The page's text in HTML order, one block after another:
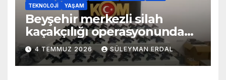
TEKNOLOJI
YAŞAM
Beyşehir merkezli silah
kaçakçılığı operasyonunda
70 adet kaçak silah yakalandı
4 TEMMUZ 2026 SÜLEYMAN ERDAL